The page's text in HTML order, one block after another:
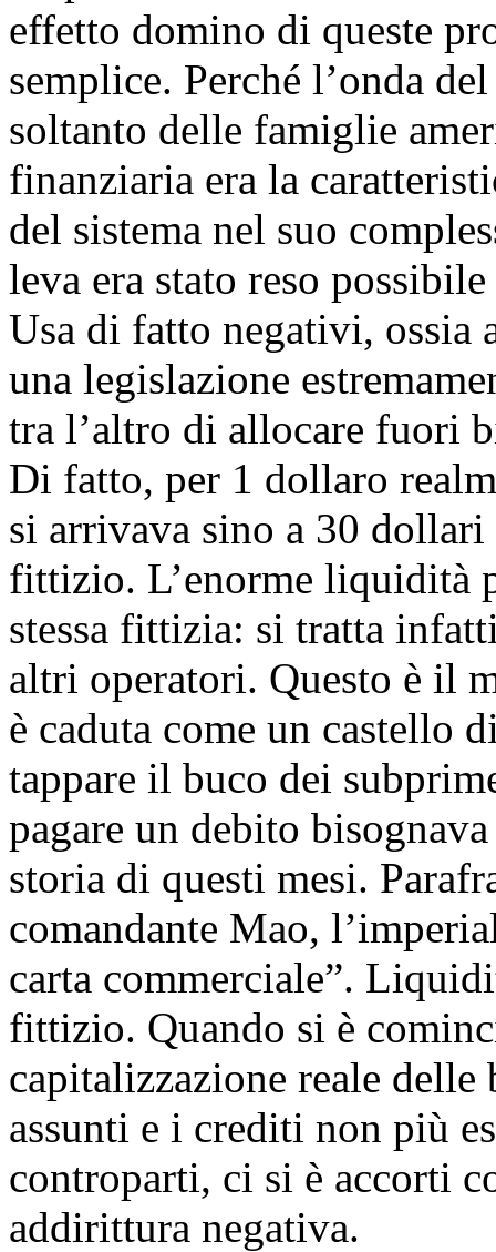
effetto domino di queste
semplice. Perché l’onda
soltanto delle famiglie
finanziaria era la
del sistema nel suo
leva era stato reso
Usa di fatto negativi, ossia
una legislazione
tra l’altro di allocare fuori
Di fatto, per 1 dollaro
si arrivava sino a 30
fittizio. L’enorme liquidità
stessa fittizia: si tratta
altri operatori. Questo è il
è caduta come un castello
tappare il buco dei
pagare un debito
storia di questi mesi.
comandante Mao,
carta commerciale”.
fittizio. Quando si è
capitalizzazione reale
assunti e i crediti non più
controparti, ci si è accorti
addirittura negativa.